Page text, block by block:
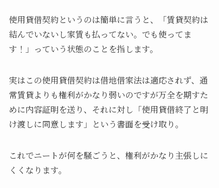
使用貸借契約というのは簡単に言うと、「賃貸契約は
結んでいないし家賃も払ってない。でも使ってま
す！」っていう状態のことを指します。
実はこの使用貸借契約は借地借家法は適応されず、通
常賃貸よりも権利がかなり弱いのですが万全を期すた
めに内容証明を送り、それに対し「使用貸借終了と明
け渡しに同意します」という書面を受け取り。
これでニートが何を騒ごうと、権利がかなり主張しに
くくなります。